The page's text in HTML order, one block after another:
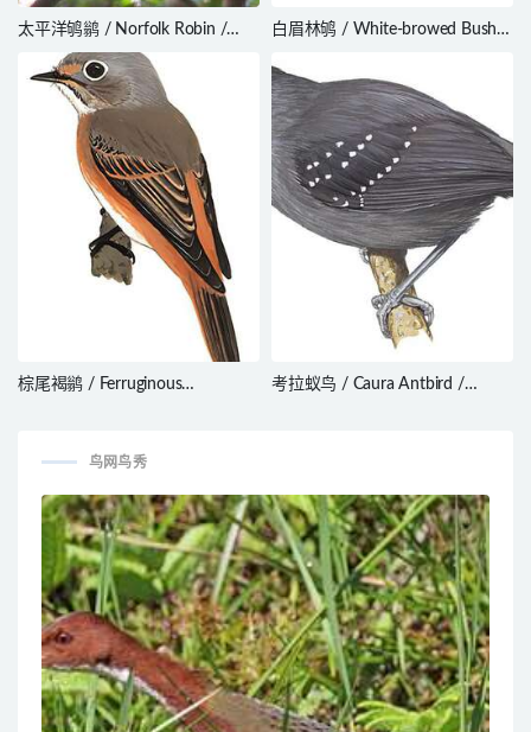
太平洋鸲鹟 / Norfolk Robin /
Petroica multicolor
白眉林鸲 / White-browed Bush
棕尾褐鹟 / Ferruginous
考拉蚁鸟 / Caura Antbird /
鸟网鸟秀